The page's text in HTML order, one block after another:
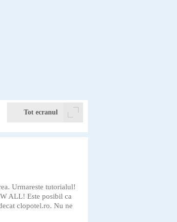
Tot ecranul
Urmareste tutorialul!
ALL! Este posibil ca
clopotel.ro. Nu ne